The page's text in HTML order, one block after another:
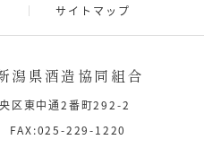
サイトマップ
潟県酒造協同組合
区東中通2番町292-2
229-1220